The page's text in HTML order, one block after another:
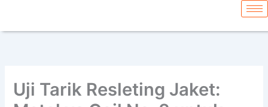
content
Uji Tarik Resleting Jaket: